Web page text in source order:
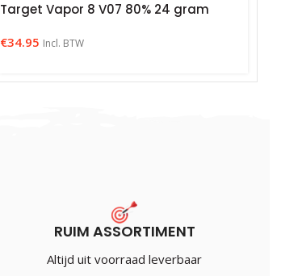
Target Vapor 8 V07 80% 24 gram
€34.95 Incl. BTW
RUIM ASSORTIMENT
Altijd uit voorraad leverbaar